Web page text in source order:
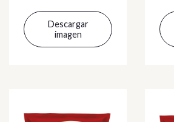
Descargar
imagen